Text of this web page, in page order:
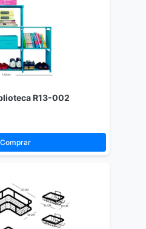
R13-002
Comprar